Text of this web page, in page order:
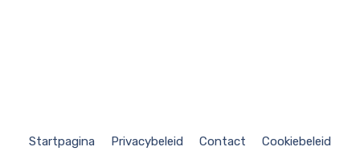
Startpagina Privacybeleid Contact
Cookiebeleid